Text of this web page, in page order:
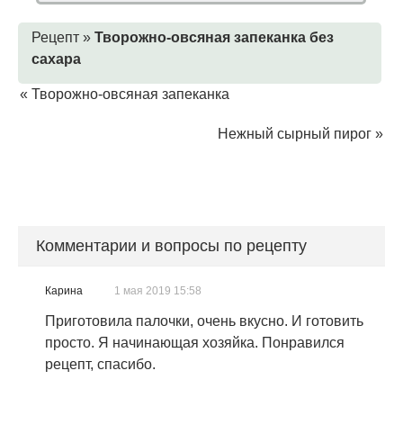
Рецепт » Творожно-овсяная запеканка без
сахара
« Творожно-овсяная запеканка
Нежный сырный пирог »
Комментарии и вопросы по рецепту
Карина 1 мая 2019 15:58
Приготовила палочки, очень вкусно. И готовить
просто. Я начинающая хозяйка. Понравился
рецепт, спасибо.